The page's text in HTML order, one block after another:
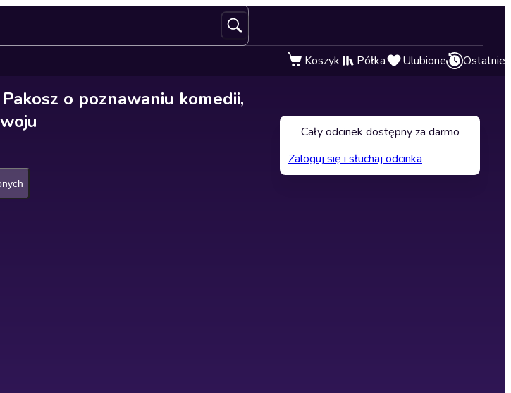
Koszyk Półka Ulubione Ostatnie
o poznawaniu komedii,
Cały odcinek dostępny za darmo
Zaloguj się i słuchaj odcinka